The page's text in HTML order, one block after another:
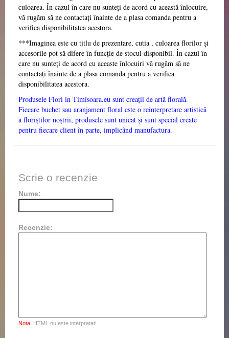
culoarea. În cazul în care nu sunteți de acord cu această înlocuire,
vă rugăm să ne contactați înainte de a plasa comanda pentru a
verifica disponibilitatea acestora.
***Imaginea este cu titlu de prezentare, cutia , culoarea florilor și
accesorile pot să difere în funcție de stocul disponibil. În cazul în
care nu sunteți de acord cu aceaste înlocuiri vă rugăm să ne
contactați înainte de a plasa comanda pentru a verifica
disponibilitatea acestora.
Produsele Flori in Timisoara.eu sunt creații de artă florală.
Fiecare buchet sau aranjament floral este o reinterpretare artistică
a floriștilor noștrii, produsele sunt unicat și sunt special create
pentru fiecare client în parte, implicând manufactura.
Scrie o recenzie
Nume:
Recenzie:
Nota: HTML nu este interpretat!